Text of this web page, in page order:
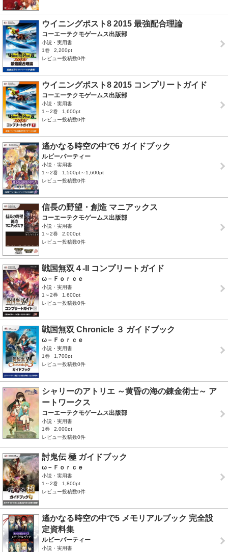
ウイニングポスト8 2015 最強配合理論
コーエーテクモゲームス出版部
小説・実用書
1巻
2,200pt
レビュー投稿数0件
ウイニングポスト8 2015 コンプリートガイド
コーエーテクモゲームス出版部
小説・実用書
1～2巻
1,600pt
レビュー投稿数0件
遙かなる時空の中で6 ガイドブック
ルビーパーティー
小説・実用書
1～2巻
1,500pt～1,600pt
レビュー投稿数0件
信長の野望・創造 マニアックス
コーエーテクモゲームス出版部
小説・実用書
1～2巻
2,000pt
レビュー投稿数0件
戦国無双４-II コンプリートガイド
ω－Ｆｏｒｃｅ
小説・実用書
1～2巻
1,600pt
レビュー投稿数0件
戦国無双 Chronicle ３ ガイドブック
ω－Ｆｏｒｃｅ
小説・実用書
1巻
1,700pt
レビュー投稿数0件
シャリーのアトリエ ～黄昏の海の錬金術士～ ア
ートワークス
コーエーテクモゲームス出版部
小説・実用書
1巻
2,000pt
レビュー投稿数0件
討鬼伝 極 ガイドブック
ω－Ｆｏｒｃｅ
小説・実用書
1～2巻
1,800pt
レビュー投稿数0件
遙かなる時空の中で5 メモリアルブック 完全設
定資料集
ルビーパーティー
小説・実用書